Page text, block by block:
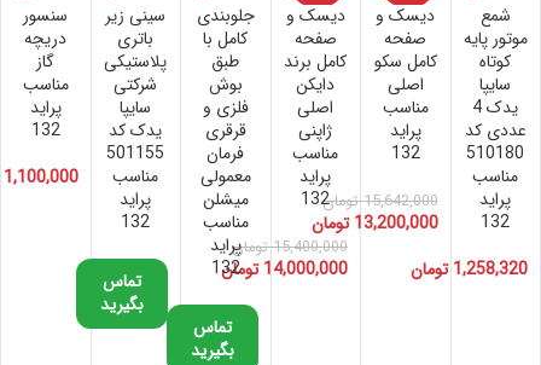
شمع
موتور پایه
کوتاه
سایپا
یدک 4
عددی کد
510180
مناسب
پراید
132
1,258,320 تومان
دیسک و
صفحه
کامل سکو
اصلی
مناسب
پراید
132
15,642,000 تومان
13,200,000 تومان
دیسک و
صفحه
کامل برند
دایکن
اصلی
ژاپنی
مناسب
پراید
132
15,400,000 تومان
14,000,000 تومان
جلوبندی
کامل با
طبق
بوش
فلزی و
قرقری
فرمان
معمولی
میشلن
مناسب
پراید
132
تماس
بگیرید
سینی زیر
باتری
پلاستیکی
شرکتی
سایپا
یدک کد
501155
مناسب
پراید
132
تماس
بگیرید
سنسور
دریچه
گاز
مناسب
پراید
132
1,100,000